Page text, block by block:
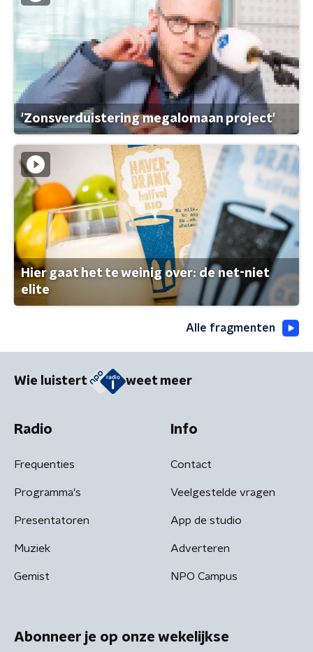
'Zonsverduistering megalomaan project'
Hier gaat het te weinig over: de net-niet
elite
Alle fragmenten
Wie luistert weet meer
Radio
Frequenties
Programma's
Presentatoren
Muziek
Gemist
Info
Contact
Veelgestelde vragen
App de studio
Adverteren
NPO Campus
Abonneer je op onze wekelijkse